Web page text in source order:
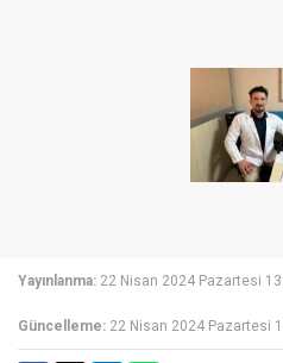
Yayınlanma: 22 Nisan 2024 Pazartesi
Güncelleme: 22 Nisan 2024 Pazartesi